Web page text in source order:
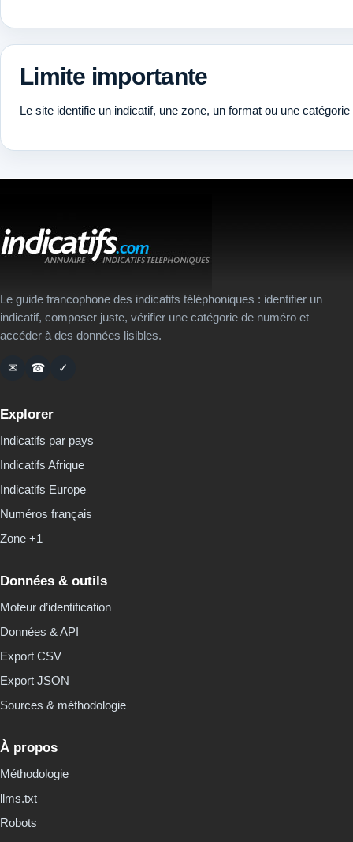
Limite importante
Le site identifie un indicatif, une zone, un format ou une
Le guide francophone des indicatifs téléphoniques : identifier un
indicatif, composer juste, vérifier une catégorie de numéro et
accéder à des données lisibles.
✉ ☎ ✓
Explorer
Indicatifs par pays
Indicatifs Afrique
Indicatifs Europe
Numéros français
Zone +1
Données & outils
Moteur d’identification
Données & API
Export CSV
Export JSON
Sources & méthodologie
À propos
Méthodologie
llms.txt
Robots